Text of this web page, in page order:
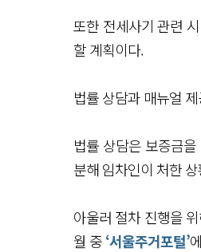
또한 전세사기 관련
할 계획이다.
법률 상담과 매뉴얼
법률 상담은 보증금
분해 임차인이 처한
아울러 절차 진행을
월 중‘서울주거포털’